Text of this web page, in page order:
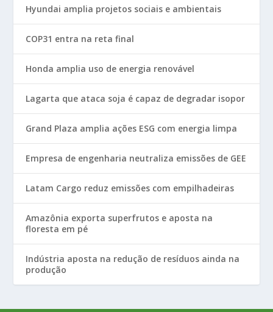
Hyundai amplia projetos sociais e ambientais
COP31 entra na reta final
Honda amplia uso de energia renovável
Lagarta que ataca soja é capaz de degradar isopor
Grand Plaza amplia ações ESG com energia limpa
Empresa de engenharia neutraliza emissões de GEE
Latam Cargo reduz emissões com empilhadeiras
Amazônia exporta superfrutos e aposta na
floresta em pé
Indústria aposta na redução de resíduos ainda na
produção